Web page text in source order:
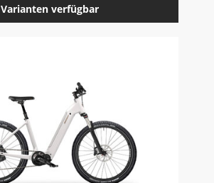
Varianten verfügbar